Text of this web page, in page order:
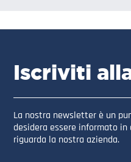
Iscriviti
La nostra newsletter è un
desidera essere informato
riguarda la nostra azienda.